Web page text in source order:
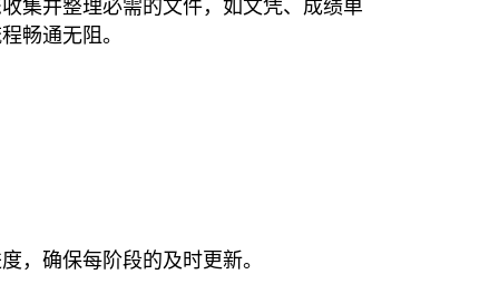
集并整理必需的文件，如文凭、成绩单
畅通无阻。
，确保每阶段的及时更新。